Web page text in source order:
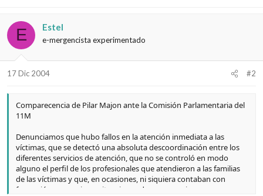
E Estel
e-mergencista experimentado
17 Dic 2004 #2
Comparecencia de Pilar Majon ante la Comisión Parlamentaria del
11M
Denunciamos que hubo fallos en la atención inmediata a las
víctimas, que se detectó una absoluta descoordinación entre los
diferentes servicios de atención, que no se controló en modo
alguno el perfil de los profesionales que atendieron a las familias
de las víctimas y que, en ocasiones, ni siquiera contaban con
formación necesaria en situaciones de emergencia